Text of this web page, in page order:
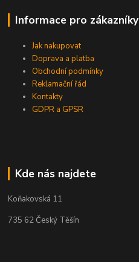
Informace pro zákazníky
Jak nakupovat
Doprava a platba
Obchodní podmínky
Reklamační řád
Kontakty
GDPR a GPSR
Kde nás najdete
Koňakovská 11
735 62 Český Těšín